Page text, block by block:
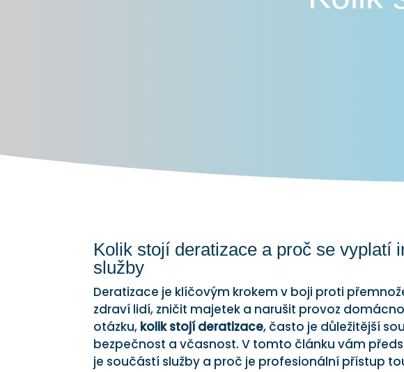
Kolik stojí deratizace a proč se vyplatí
služby
Deratizace je klíčovým krokem v boji proti
zdraví lidí, zničit majetek a narušit provoz
otázku, kolik stojí deratizace, často je důležitější
bezpečnost a včasnost. V tomto článku vám
je součástí služby a proč je profesionální přístup